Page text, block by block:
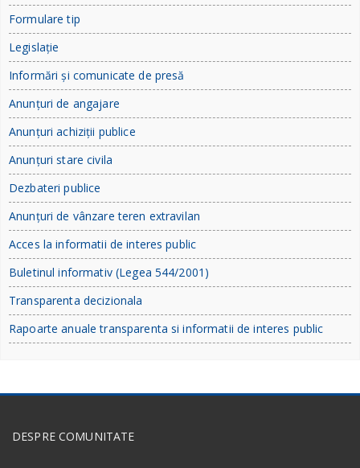
Formulare tip
Legislație
Informări și comunicate de presă
Anunțuri de angajare
Anunțuri achiziții publice
Anunțuri stare civila
Dezbateri publice
Anunțuri de vânzare teren extravilan
Acces la informatii de interes public
Buletinul informativ (Legea 544/2001)
Transparenta decizionala
Rapoarte anuale transparenta si informatii de interes public
DESPRE COMUNITATE